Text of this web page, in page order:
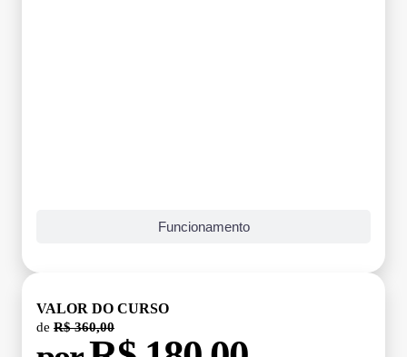
Funcionamento
VALOR DO CURSO
de R$ 360,00